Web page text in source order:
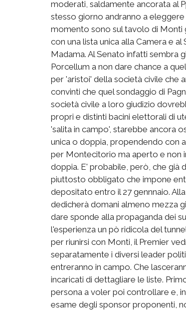
moderati, saldamente ancorata al
stesso giorno andranno a
momento sono sul tavolo di Monti
con una lista unica alla Camera e
Madama. Al Senato infatti sembra
Porcellum a non dare chance a
per 'aristoi' della società civile che
convinti che quel sondaggio di
società civile a loro giudizio
propri e distinti bacini elettorali di
'salita in campo', starebbe ancora
unica o doppia, propendendo con
per Montecitorio ma aperto e non
doppia. E' probabile, però, che già
piuttosto obbligato che impone
depositato entro il 27 gennnaio.
dedicherà domani almeno mezza
dare sponde alla propaganda dei
l'esperienza un pò ridicola del
per riunirsi con Monti, il Premier
separatamente i diversi leader
entreranno in campo. Che
incaricati di dettagliare le liste.
persona a voler poi controllare e,
esame degli sponsor proponenti,